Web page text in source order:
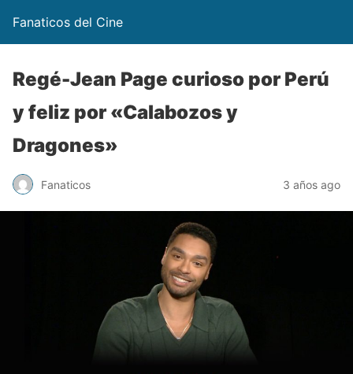
Fanaticos del Cine
Regé-Jean Page curioso por Perú
y feliz por «Calabozos y
Dragones»
Fanaticos 3 años ago